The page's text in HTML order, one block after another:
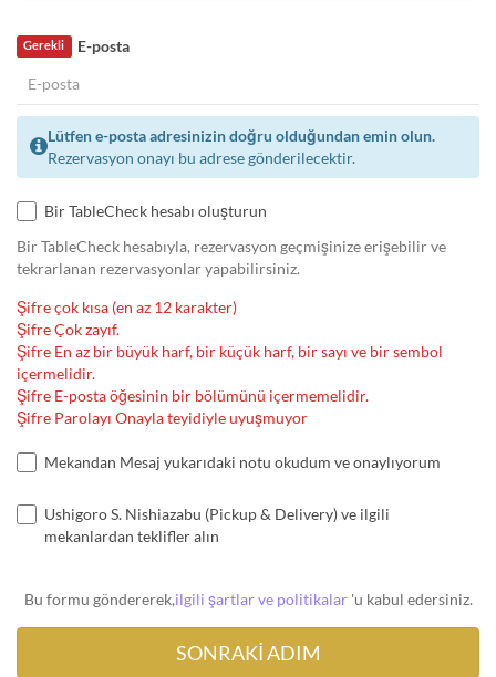
E-posta
Gerekli
Lütfen e-posta adresinizin doğru olduğundan emin olun.
Rezervasyon onayı bu adrese gönderilecektir.
Bir TableCheck hesabı oluşturun
Bir TableCheck hesabıyla, rezervasyon geçmişinize erişebilir ve
tekrarlanan rezervasyonlar yapabilirsiniz.
Şifre çok kısa (en az 12 karakter)
Şifre Çok zayıf.
Şifre En az bir büyük harf, bir küçük harf, bir sayı ve bir sembol
içermelidir.
Şifre E-posta öğesinin bir bölümünü içermemelidir.
Şifre Parolayı Onayla teyidiyle uyuşmuyor
Mekandan Mesaj yukarıdaki notu okudum ve onaylıyorum
Ushigoro S. Nishiazabu (Pickup & Delivery) ve ilgili
mekanlardan teklifler alın
Bu formu göndererek,ilgili şartlar ve politikalar'u kabul edersiniz.